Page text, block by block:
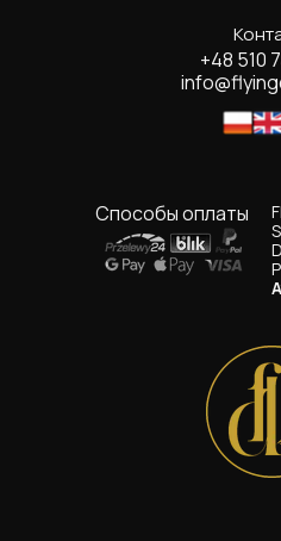
+48 510
Способы оплаты